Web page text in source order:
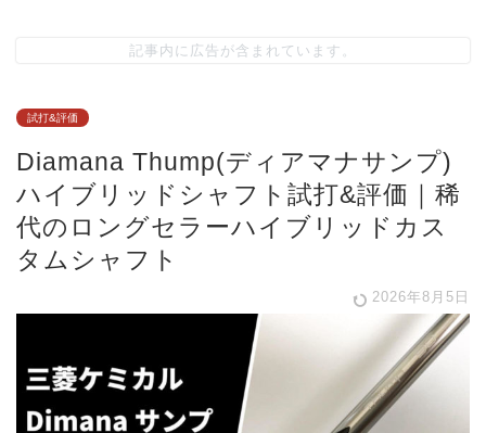
記事内に広告が含まれています。
試打&評価
Diamana Thump(ディアマナサンプ)
ハイブリッドシャフト試打&評価｜稀
代のロングセラーハイブリッドカス
タムシャフト
2026年8月5日